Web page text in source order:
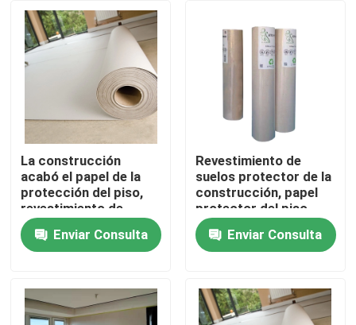
Viaje de la fábrica
Control de calidad
Éntrenos en contacto con
Pida una cita
Solar el papel de la protección
Protección del piso del papel de Kraft
La construcción
acabó el papel de la
protección del piso,
revestimiento de
suelos de la
construcción 317sqft
Enviar Consulta
Revestimiento de
suelos protector de la
construcción, papel
protector del piso
resistente
Enviar Consulta